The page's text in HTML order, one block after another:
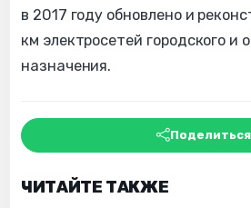
в 2017 году обновлено и
км электросетей городского и
назначения.
Поделиться
ЧИТАЙТЕ ТАКЖЕ